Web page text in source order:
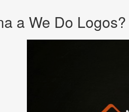
a We Do Logos?